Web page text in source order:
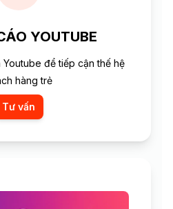
YOUTUBE
Youtube để tiếp cận thế hệ
hàng trẻ
Tư vấn